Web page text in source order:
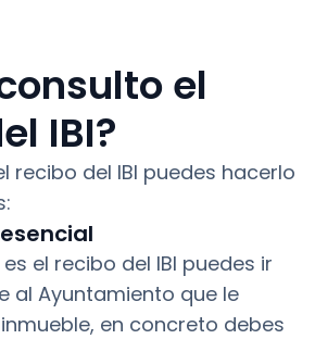
el
IBI?
recibo del IBI puedes hacerlo
el recibo del IBI puedes ir
al Ayuntamiento que le
en concreto debes